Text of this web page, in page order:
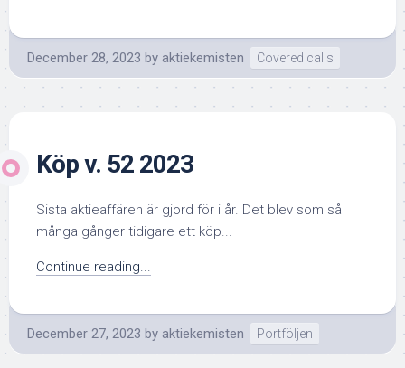
December 28, 2023 by aktiekemisten Covered calls
Köp v. 52 2023
Sista aktieaffären är gjord för i år. Det blev som så
många gånger tidigare ett köp...
Continue reading...
December 27, 2023 by aktiekemisten Portföljen